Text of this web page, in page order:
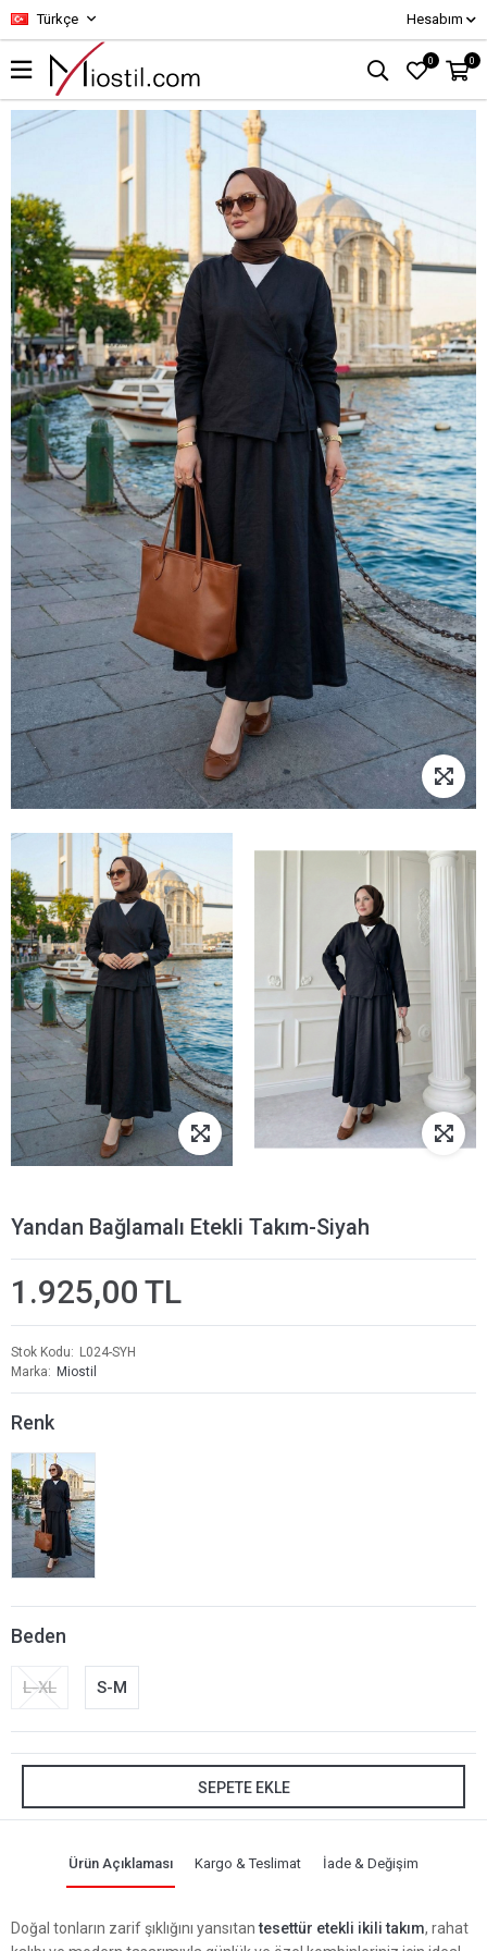
Türkçe Hesabım
0 0
Yandan Bağlamalı Etekli Takım-Siyah
1.925,00 TL
Stok Kodu
L024-SYH
Marka
Miostil
Renk
Beden
L-XL S-M
SEPETE EKLE
Ürün Açıklaması Kargo & Teslimat İade & Değişim
Doğal tonların zarif şıklığını yansıtantesettür etekli ikili takım, rahat